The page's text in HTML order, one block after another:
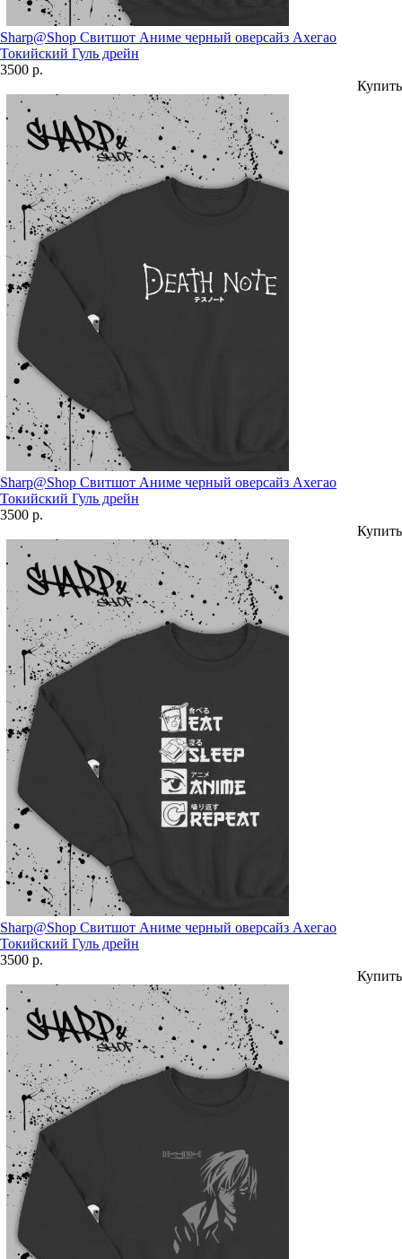
Sharp@Shop Свитшот Аниме черный оверсайз Ахегао
Токийский Гуль дрейн
3500 р.
Купить
Sharp@Shop Свитшот Аниме черный оверсайз Ахегао
Токийский Гуль дрейн
3500 р.
Купить
Sharp@Shop Свитшот Аниме черный оверсайз Ахегао
Токийский Гуль дрейн
3500 р.
Купить